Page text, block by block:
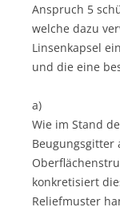
Anspruch 5
welche dazu
Linsenkapsel
und die eine
a)
Wie im Stand
Beugungsgitter
konkretisiert
Reliefmuster